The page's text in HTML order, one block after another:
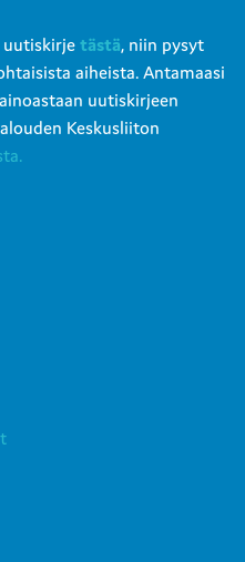
uutiskirje tästä, niin pysyt
aiheista. Antamaasi
uutiskirjeen
Keskusliiton